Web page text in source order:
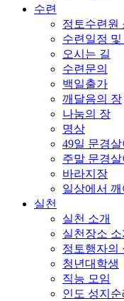
수련
정토수련원
수련일정 및
오시는 길
수련문의
백일출가
깨달음의 장
나눔의 장
명상
49일 문경살
주말 문경살
바라지장
일상에서 깨
실천
실천 소개
실천장소 소
정토행자의
청년대학생
직능 모임
인도 성지순